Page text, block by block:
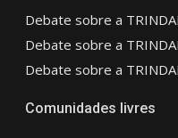
Debate sobre a
Debate sobre a
Debate sobre a
Comunidades livres